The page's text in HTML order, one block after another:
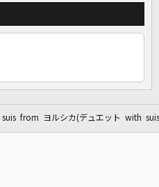
suis from ヨルシカ(デュエット with